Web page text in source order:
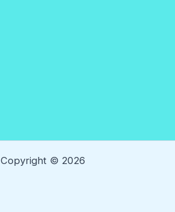
Copyright © 2026